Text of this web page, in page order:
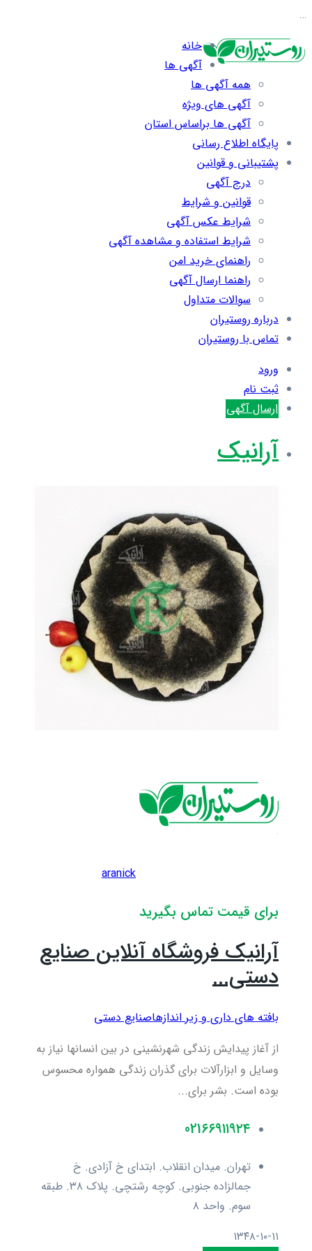
…
خانه
آگهی ها
همه آگهی ها
آگهی های ویژه
آگهی ها براساس استان
پایگاه اطلاع رسانی
پشتیبانی و قوانین
درج آگهی
قوانین و شرایط
شرایط عکس آگهی
شرایط استفاده و مشاهده آگهی
راهنمای خرید امن
راهنما ارسال آگهی
سوالات متداول
درباره روستیران
تماس با روستیران
ورود
ثبت نام
ارسال آگهی
آرانیک
aranick
برای قیمت تماس بگیرید
آرانیک فروشگاه آنلاین صنایع
دستی...
بافته های داری و زیر اندازهاصنایع دستی
از آغاز پیدایش زندگی شهرنشینی در بین انسان­ها نیاز به
وسایل و ابزارآلات برای گذران زندگی همواره محسوس
بوده است. بشر برای...
021۶۶۹۱۱۹۲۴
تهران. میدان انقلاب. ابتدای خ آزادی. خ
جمالزاده جنوبی. کوچه رشتچی. پلاک ۳۸. طبقه
سوم. واحد ۸
۱۳۴۸-۱۰-۱۱